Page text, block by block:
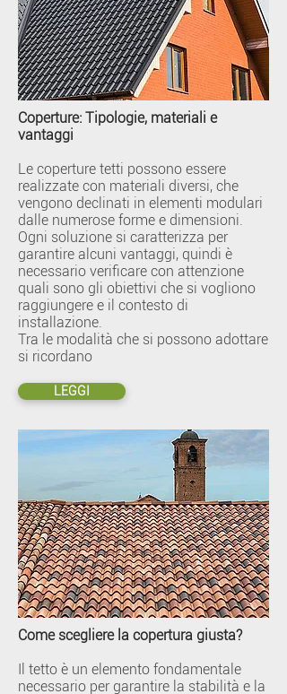
Coperture: Tipologie, materiali e
vantaggi
Le coperture tetti possono essere
realizzate con materiali diversi, che
vengono declinati in elementi modulari
dalle numerose forme e dimensioni.
Ogni soluzione si caratterizza per
garantire alcuni vantaggi, quindi è
necessario verificare con attenzione
quali sono gli obiettivi che si vogliono
raggiungere e il contesto di
installazione.
Tra le modalità che si possono adottare
si ricordano
LEGGI
Come scegliere la copertura giusta?
Il tetto è un elemento fondamentale
necessario per garantire la stabilità e la